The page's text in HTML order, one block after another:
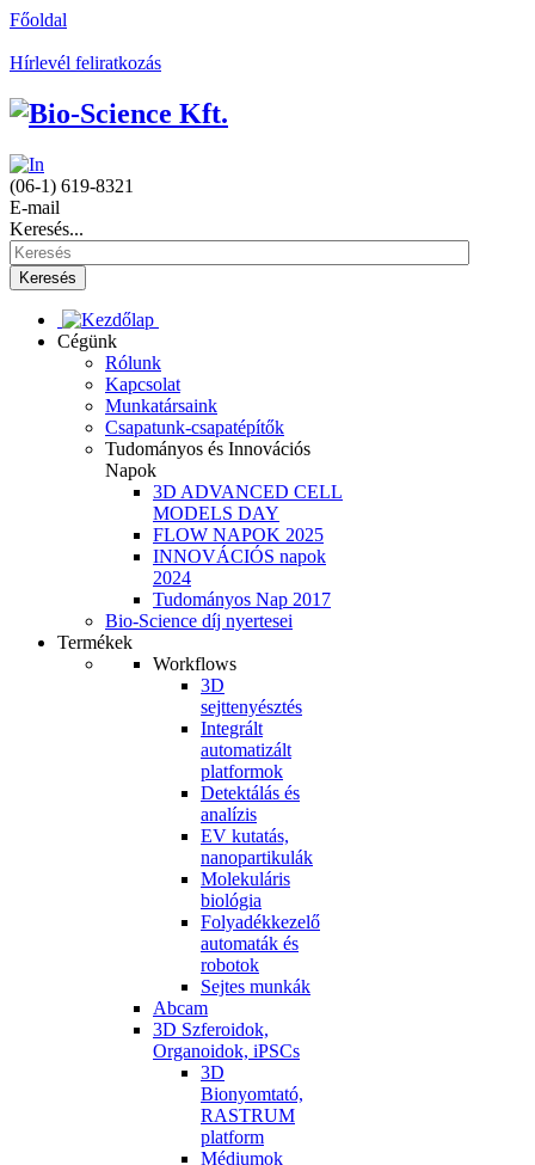
Főoldal
Hírlevél feliratkozás
(06-1) 619-8321
E-mail
Keresés...
Keresés
Cégünk
Rólunk
Kapcsolat
Munkatársaink
Csapatunk-csapatépítők
Tudományos és Innovációs
Napok
3D ADVANCED CELL
MODELS DAY
FLOW NAPOK 2025
INNOVÁCIÓS napok
2024
Tudományos Nap 2017
Bio-Science díj nyertesei
Termékek
Workflows
3D
sejttenyésztés
Integrált
automatizált
platformok
Detektálás és
analízis
EV kutatás,
nanopartikulák
Molekuláris
biológia
Folyadékkezelő
automaták és
robotok
Sejtes munkák
Abcam
3D Szferoidok,
Organoidok, iPSCs
3D
Bionyomtató,
RASTRUM
platform
Médiumok